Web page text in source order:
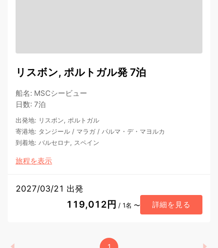
リスボン, ポルトガル発 7泊
船名: MSCシービュー
日数: 7泊
出発地: リスボン, ポルトガル
寄港地: タンジール / マラガ / パルマ・デ・マヨルカ
到着地: バルセロナ, スペイン
旅程を表示
2027/03/21 出発
119,012円 / 1名 〜 詳細を見る